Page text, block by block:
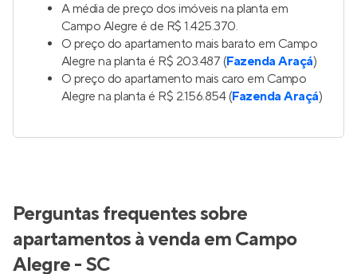
A média de preço dos imóveis na planta em
Campo Alegre é de R$ 1.425.370.
O preço do apartamento mais barato em Campo
Alegre na planta é R$ 203.487 (Fazenda Araçá)
O preço do apartamento mais caro em Campo
Alegre na planta é R$ 2.156.854 (Fazenda Araçá)
Perguntas frequentes sobre
apartamentos à venda em Campo
Alegre - SC